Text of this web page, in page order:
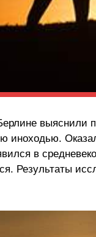
выяснили
иноходью.
в
Результаты